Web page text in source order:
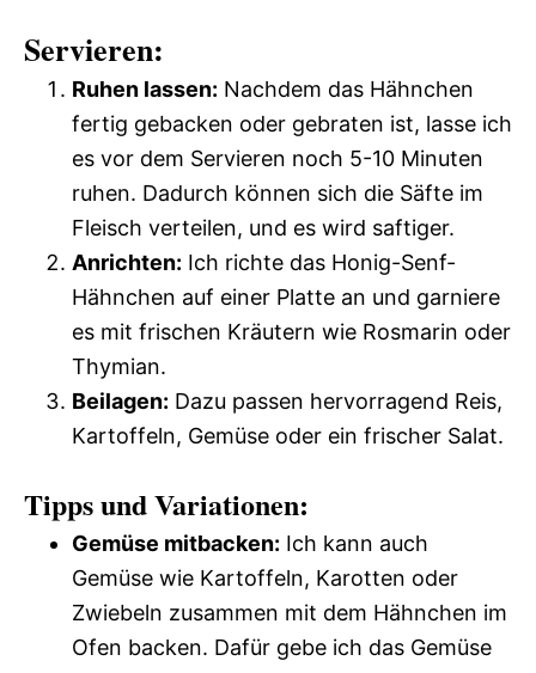
Servieren:
Ruhen lassen: Nachdem das Hähnchen
fertig gebacken oder gebraten ist, lasse ich
es vor dem Servieren noch 5-10 Minuten
ruhen. Dadurch können sich die Säfte im
Fleisch verteilen, und es wird saftiger.
Anrichten: Ich richte das Honig-Senf-
Hähnchen auf einer Platte an und garniere
es mit frischen Kräutern wie Rosmarin oder
Thymian.
Beilagen: Dazu passen hervorragend Reis,
Kartoffeln, Gemüse oder ein frischer Salat.
Tipps und Variationen:
Gemüse mitbacken: Ich kann auch
Gemüse wie Kartoffeln, Karotten oder
Zwiebeln zusammen mit dem Hähnchen im
Ofen backen. Dafür gebe ich das Gemüse